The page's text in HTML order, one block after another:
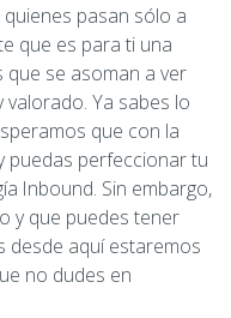
quienes pasan sólo a
que es para ti una
se asoman a ver
Ya sabes lo
que con la
puedas perfeccionar tu
Inbound. Sin embargo,
y que puedes tener
desde aquí estaremos
no dudes en